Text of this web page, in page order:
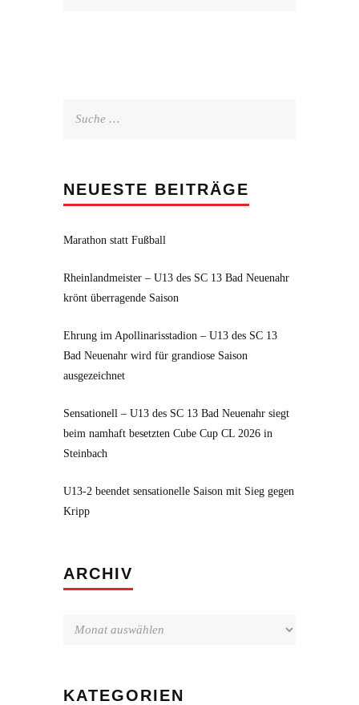
NEUESTE BEITRÄGE
Marathon statt Fußball
Rheinlandmeister – U13 des SC 13 Bad Neuenahr
krönt überragende Saison
Ehrung im Apollinarisstadion – U13 des SC 13
Bad Neuenahr wird für grandiose Saison
ausgezeichnet
Sensationell – U13 des SC 13 Bad Neuenahr siegt
beim namhaft besetzten Cube Cup CL 2026 in
Steinbach
U13-2 beendet sensationelle Saison mit Sieg gegen
Kripp
ARCHIV
KATEGORIEN